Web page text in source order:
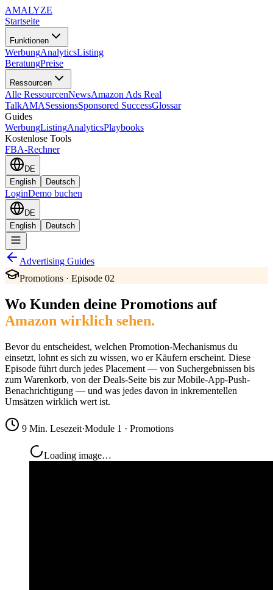
AMALYZE
Startseite
Funktionen
WerbungAnalyticsListing
BeratungPreise
Ressourcen
Alle RessourcenNewsAmazon Ads Real
TalkAMASessionsSponsored SuccessGlossar
Guides
WerbungListingAnalyticsPlaybooks
Kostenlose Tools
FBA-Rechner
DE
English
Deutsch
LoginDemo buchen
DE
English
Deutsch
Advertising Guides
Promotions · Episode 02
Wo Kunden deine Promotions auf
Amazon wirklich sehen.
Bevor du entscheidest, welchen Promotion-Mechanismus du
einsetzt, lohnt es sich zu wissen, wo er Käufern erscheint. Diese
Episode führt durch jedes Placement — von Suchergebnissen bis
zum Warenkorb, von der Deals-Seite bis zur Mobile-App-Push-
Benachrichtigung — und was jedes davon in inkrementellen
Umsätzen wirklich wert ist.
9 Min. Lesezeit·Module 1 · Promotions
Loading image…